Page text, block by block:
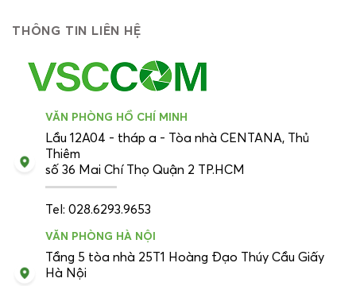
THÔNG TIN LIÊN HỆ
VĂN PHÒNG HỒ CHÍ MINH
Lầu 12A04 - tháp a - Tòa nhà CENTANA, Thủ
Thiêm
số 36 Mai Chí Thọ Quận 2 TP.HCM
Tel: 028.6293.9653
VĂN PHÒNG HÀ NỘI
Tầng 5 tòa nhà 25T1 Hoàng Đạo Thúy Cầu Giấy
Hà Nội